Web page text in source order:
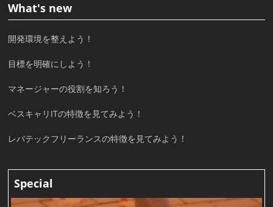
What's new
開発環境を整えよう！
目標を明確にしよう！
マネージャーの役割を知ろう！
ベスキャリITの特徴を見てみよう！
レバテックフリーランスの特徴を見てみよう！
Special